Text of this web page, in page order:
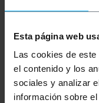
Esta página web
Las cookies de
el contenido y los
sociales y analizar
información sobre
Descrição
um conector SC
Cabo 100%
(Low Smoke
entre ONT
instalações de